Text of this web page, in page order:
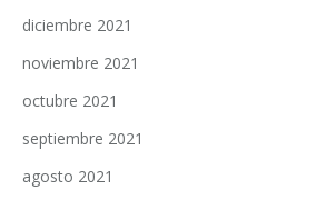
diciembre 2021
noviembre 2021
octubre 2021
septiembre 2021
agosto 2021